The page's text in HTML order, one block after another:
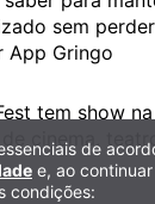
sem
App Gringo
tem show
de cinema,
e Cookies
de
e, ao
condições: